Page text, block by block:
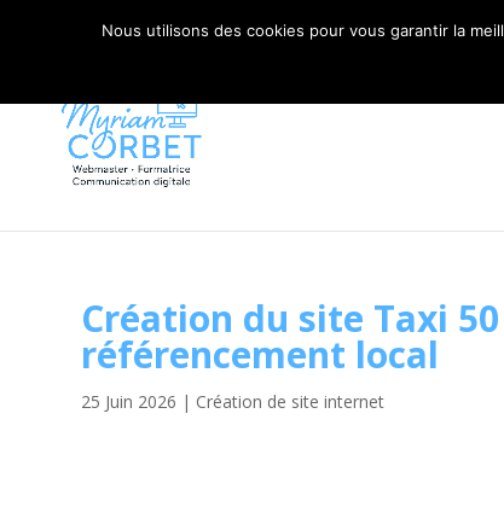
06 79 42 10 00 CONTACT@MYRIAM-
Création du site Taxi
référencement local
25 Juin 2026 | Création de site internet
Nous utilisons des cookies pour vous garantir la